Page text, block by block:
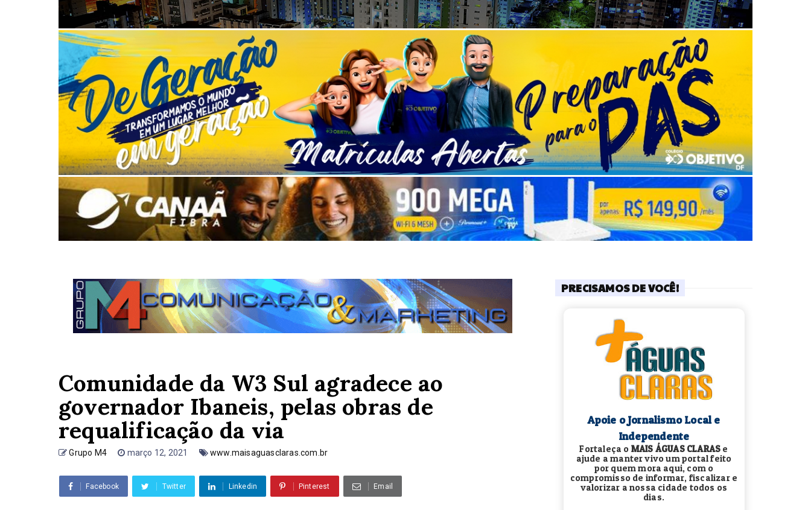
Comunidade da W3 Sul agradece ao
governador Ibaneis, pelas obras de
requalificação da via
Grupo M4 março 12, 2021 www.maisaguasclaras.com.br
Facebook Twitter Linkedin Pinterest Email
PRECISAMOS DE VOCÊ!
Apoie o Jornalismo Local e
Independente
Fortaleça o MAIS ÁGUAS CLARAS e
ajude a manter vivo um portal feito
por quem mora aqui, com o
compromisso de informar, fiscalizar e
valorizar a nossa cidade todos os
dias.